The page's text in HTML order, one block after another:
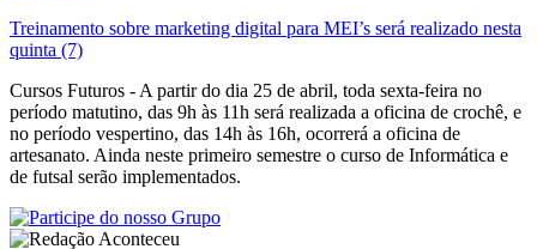
Treinamento sobre marketing digital para MEI’s será realizado nesta
quinta (7)
Cursos Futuros - A partir do dia 25 de abril, toda sexta-feira no
período matutino, das 9h às 11h será realizada a oficina de crochê, e
no período vespertino, das 14h às 16h, ocorrerá a oficina de
artesanato. Ainda neste primeiro semestre o curso de Informática e
de futsal serão implementados.